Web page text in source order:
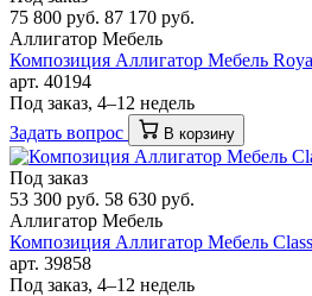
75 800 руб. 87 170 руб.
Аллигатор Мебель
Композиция Аллигатор Мебель
арт. 40194
Под заказ, 4–12 недель
Задать вопрос
В корзину
Под заказ
53 300 руб. 58 630 руб.
Аллигатор Мебель
Композиция Аллигатор Мебель
арт. 39858
Под заказ, 4–12 недель